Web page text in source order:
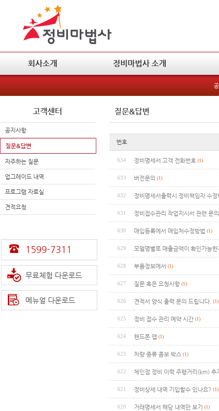
회사소개 정비마법사 소개
고객센터
공지사항
질문&답변
자주하는 질문
업그레이드 내역
프로그램 자료실
견적요청
1599-7311
무료체험 다운로드
메뉴얼 다운로드
질문&답변
번호
634 정비명세서 고객 전화번호 (1)
633 버전문의 (1)
632 정비명세서출력시 정비책임자 수정
631 정비접수관리 작업지시서 관련 문의
630 매입등록에서 매입처수정방법 (1)
629 모델명별로 매출금액이 확인가능
628 부품정보에서 (1)
627 질문 혹은 요청사항 (1)
626 견적서 양식 출력 문의 드립니다. (1)
625 정비 접수 관리 예약 시간 (1)
624 핸드폰 앱 (1)
623 차량 종류 콤보 박스 (1)
622 체인점 정비 이력 주행거리(km) 추
621 정비상세 내역 기입할수 있나요? (1)
620 거래명세서 해당 내역만 보기 (1)